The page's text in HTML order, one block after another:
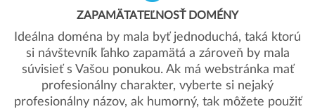
ZAPAMÄTATEĽNOSŤ DOMÉNY
Ideálna doména by mala byť jednoduchá, taká ktorú
si návštevník ľahko zapamätá a zároveň by mala
súvisieť s Vašou ponukou. Ak má webstránka mať
profesionálny charakter, vyberte si nejaký
profesionálny názov, ak humorný, tak môžete použiť